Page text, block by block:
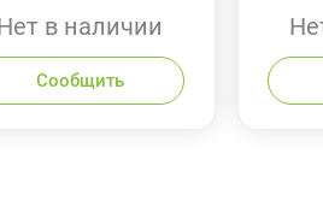
в наличии
Сообщить